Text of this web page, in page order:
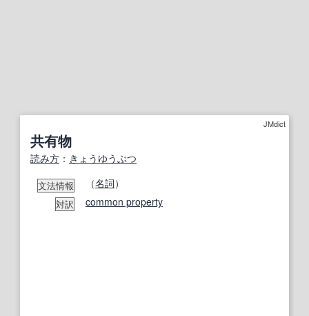
JMdict
共有物
読み方 ： きょうゆうぶつ
文法情報 （名詞）
対訳 common property